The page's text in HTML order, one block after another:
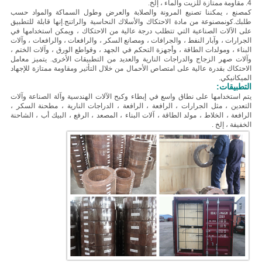
4. مقاومة ممتازة للزيت والماء ، إلخ.
كمصنع ، يمكننا تصنيع المرونة والصلابة والعرض وطول السماكة والمواد حسب
طلبك.كونمصنوعة من مادة الاحتكاك والأسلاك النحاسية والراتنج.إنها قابلة للتطبيق
على الآلات الصناعية التي تتطلب درجة عالية من الاحتكاك ، ويمكن استخدامها في
الجرارات ، وآبار النفط ، والجرافات ، ومصانع السكر ، والرافعات ، والرافعات ، وآلات
البناء ، ومولدات الطاقة ، وأجهزة التحكم في الجهد ، وقواطع الورق ، وآلات الختم ،
وآلات صهر الزجاج والدراجات النارية والعديد من التطبيقات الأخرى. يتميز معامل
الاحتكاك بقدرة عالية على امتصاص الأحمال من خلال التأثير ومقاومة ممتازة للإجهاد
الميكانيكي.
التطبيقات:
يتم استخدامها على نطاق واسع في إبطاء وكبح الآلات الهندسية وآلة الصناعة وآلات
التعدين ، مثل الجرارات ، الرافعة ، الرافعة ، الدراجات النارية ، مطحنة السكر ،
الرافعة ، الخلاط ، مولد الطاقة ، آلات البناء ، المصعد ، الرفع ، البيك أب ، الشاحنة
الخفيفة ، إلخ .